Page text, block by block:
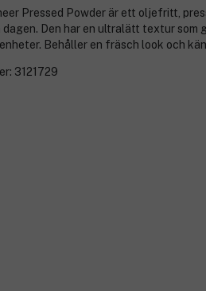
Pressed Powder är ett oljefritt,
dagen. Den har en ultralätt textur
Behåller en fräsch look och
3121729